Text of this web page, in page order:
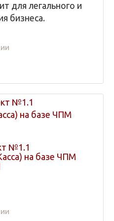
для легального и
бизнеса.
№1.1
на базе ЧПМ